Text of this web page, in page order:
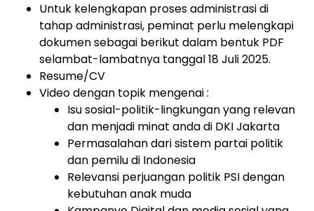
Untuk kelengkapan proses administrasi di
tahap administrasi, peminat perlu melengkapi
dokumen sebagai berikut dalam bentuk PDF
selambat-lambatnya tanggal 18 Juli 2025.
Resume/CV
Video dengan topik mengenai :
Isu sosial-politik-lingkungan yang relevan
dan menjadi minat anda di DKI Jakarta
Permasalahan dari sistem partai politik
dan pemilu di Indonesia
Relevansi perjuangan politik PSI dengan
kebutuhan anak muda